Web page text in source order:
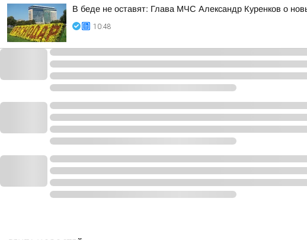
В беде не оставят: Глава МЧС Александр Куренков о
10:48